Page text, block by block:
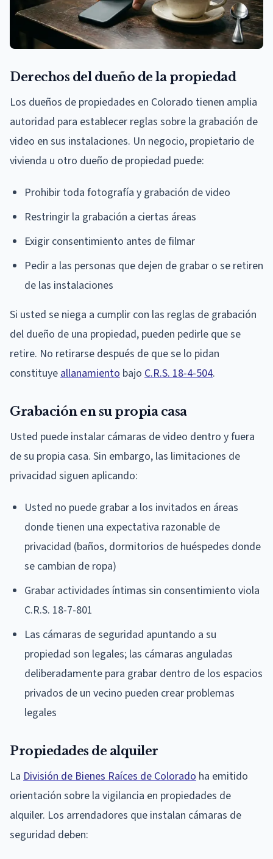
Derechos del dueño de la propiedad
Los dueños de propiedades en Colorado tienen amplia
autoridad para establecer reglas sobre la grabación de
video en sus instalaciones. Un negocio, propietario de
vivienda u otro dueño de propiedad puede:
Prohibir toda fotografía y grabación de video
Restringir la grabación a ciertas áreas
Exigir consentimiento antes de filmar
Pedir a las personas que dejen de grabar o se retiren
de las instalaciones
Si usted se niega a cumplir con las reglas de grabación
del dueño de una propiedad, pueden pedirle que se
retire. No retirarse después de que se lo pidan
constituye allanamiento bajo C.R.S. 18-4-504.
Grabación en su propia casa
Usted puede instalar cámaras de video dentro y fuera
de su propia casa. Sin embargo, las limitaciones de
privacidad siguen aplicando:
Usted no puede grabar a los invitados en áreas
donde tienen una expectativa razonable de
privacidad (baños, dormitorios de huéspedes donde
se cambian de ropa)
Grabar actividades íntimas sin consentimiento viola
C.R.S. 18-7-801
Las cámaras de seguridad apuntando a su
propiedad son legales; las cámaras anguladas
deliberadamente para grabar dentro de los espacios
privados de un vecino pueden crear problemas
legales
Propiedades de alquiler
La División de Bienes Raíces de Colorado ha emitido
orientación sobre la vigilancia en propiedades de
alquiler. Los arrendadores que instalan cámaras de
seguridad deben: